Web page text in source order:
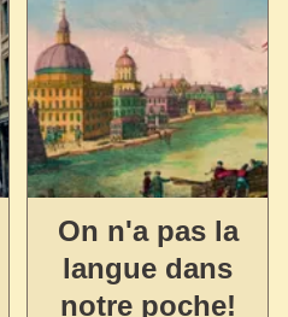
On n'a pas la
langue dans
notre poche!